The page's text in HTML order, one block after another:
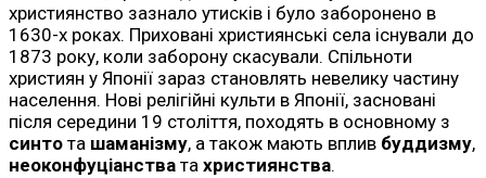
християнство зазнало утисків і було заборонено в
1630-х роках. Приховані християнські села існували до
1873 року, коли заборону скасували. Спільноти
християн у Японії зараз становлять невелику частину
населення. Нові релігійні культи в Японії, засновані
після середини 19 століття, походять в основному з
синто та шаманізму, а також мають вплив буддизму,
неоконфуціанства та християнства.